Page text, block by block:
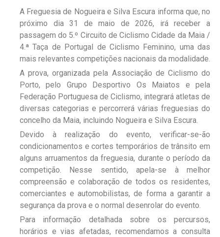
A Freguesia de Nogueira e Silva Escura informa que, no
próximo dia 31 de maio de 2026, irá receber a
passagem do 5.º Circuito de Ciclismo Cidade da Maia /
4.ª Taça de Portugal de Ciclismo Feminino, uma das
mais relevantes competições nacionais da modalidade.
A prova, organizada pela Associação de Ciclismo do
Porto, pelo Grupo Desportivo Os Maiatos e pela
Federação Portuguesa de Ciclismo, integrará atletas de
diversas categorias e percorrerá várias freguesias do
concelho da Maia, incluindo Nogueira e Silva Escura.
Devido à realização do evento, verificar-se-ão
condicionamentos e cortes temporários de trânsito em
alguns arruamentos da freguesia, durante o período da
competição. Nesse sentido, apela-se à melhor
compreensão e colaboração de todos os residentes,
comerciantes e automobilistas, de forma a garantir a
segurança da prova e o normal desenrolar do evento.
Para informação detalhada sobre os percursos,
horários e vias afetadas, recomendamos a consulta